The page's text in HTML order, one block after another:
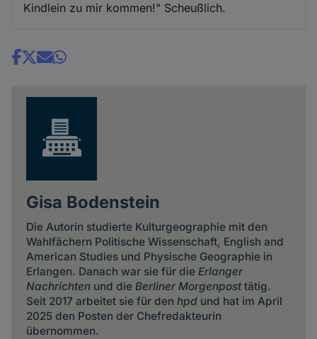
Kindlein zu mir kommen!" Scheußlich.
Share
Gisa Bodenstein
Die Autorin studierte Kulturgeographie mit den
Wahlfächern Politische Wissenschaft, English and
American Studies und Physische Geographie in
Erlangen. Danach war sie für die Erlanger
Nachrichtenund die Berliner Morgenposttätig.
Seit 2017 arbeitet sie für den hpdund hat im April
2025 den Posten der Chefredakteurin
übernommen.